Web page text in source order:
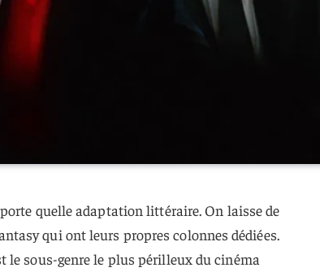
quelle adaptation littéraire. On laisse de
qui ont leurs propres colonnes dédiées.
le sous-genre le plus périlleux du cinéma